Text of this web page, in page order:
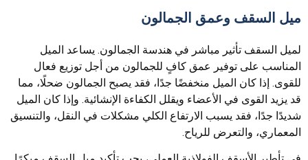
ميل السقف وعمق الجمالون
لميل السقف تأثير مباشر في هندسة الجمالون. يساعد الميل
المناسب على توفير عمق كافٍ للجمالون من أجل توزيع فعال
للقوى. إذا كان الميل منخفضًا جدًا، فقد يصبح الجمالون ضحلًا، مما
قد يزيد القوى في الأعضاء ويقلل الكفاءة الإنشائية. وإذا كان الميل
شديدًا جدًا، فقد يسبب الارتفاع الكلي مشكلات في النقل، والتنسيق
المعماري، والتعرض للرياح.